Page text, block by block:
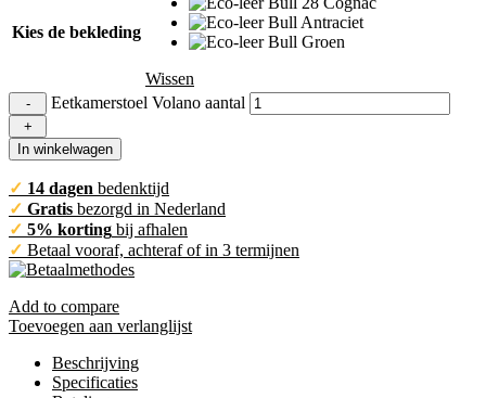
Kies de bekleding
Wissen
Eetkamerstoel Volano aantal
In winkelwagen
✓ 14 dagen bedenktijd
✓ Gratis bezorgd in Nederland
✓ 5% korting bij afhalen
✓ Betaal vooraf, achteraf of in 3 termijnen
Add to compare
Toevoegen aan verlanglijst
Beschrijving
Specificaties